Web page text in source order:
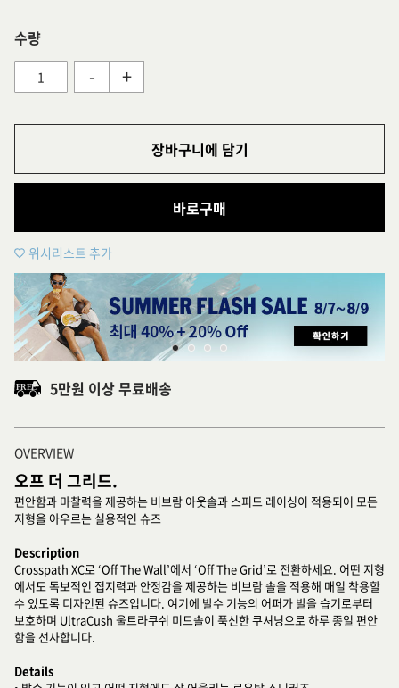
수량
- +
장바구니에 담기
바로구매
위시리스트 추가
5만원 이상 무료배송
OVERVIEW
오프 더 그리드.
편안함과 마찰력을 제공하는 비브람 아웃솔과 스피드 레이싱이 적용되어 모든
지형을 아우르는 실용적인 슈즈
Description
Crosspath XC로 ‘Off The Wall’에서 ‘Off The Grid’로 전환하세요. 어떤 지형
에서도 독보적인 접지력과 안정감을 제공하는 비브람 솔을 적용해 매일 착용할
수 있도록 디자인된 슈즈입니다. 여기에 발수 기능의 어퍼가 발을 습기로부터
보호하며 UltraCush 울트라쿠쉬 미드솔이 푹신한 쿠셔닝으로 하루 종일 편안
함을 선사합니다.
Details